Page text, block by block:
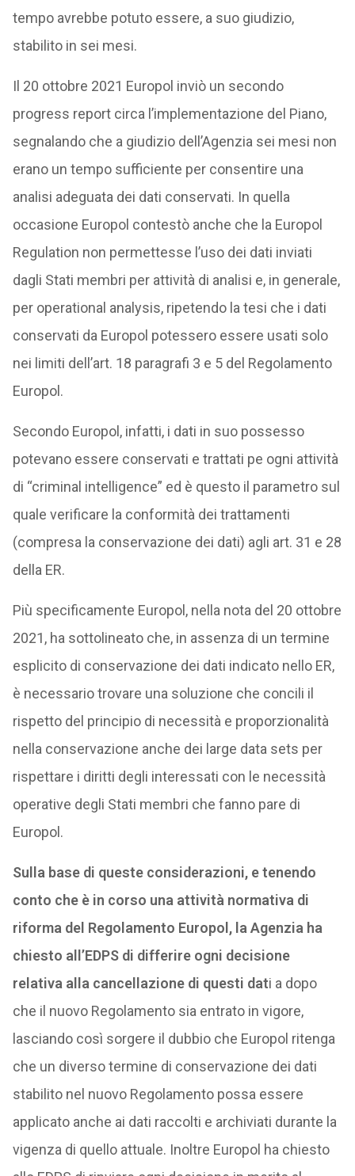
tempo avrebbe potuto essere, a suo giudizio,
stabilito in sei mesi.
Il 20 ottobre 2021 Europol inviò un secondo
progress report circa l’implementazione del Piano,
segnalando che a giudizio dell’Agenzia sei mesi non
erano un tempo sufficiente per consentire una
analisi adeguata dei dati conservati. In quella
occasione Europol contestò anche che la Europol
Regulation non permettesse l’uso dei dati inviati
dagli Stati membri per attività di analisi e, in generale,
per operational analysis, ripetendo la tesi che i dati
conservati da Europol potessero essere usati solo
nei limiti dell’art. 18 paragrafi 3 e 5 del Regolamento
Europol.
Secondo Europol, infatti, i dati in suo possesso
potevano essere conservati e trattati pe ogni attività
di “criminal intelligence” ed è questo il parametro sul
quale verificare la conformità dei trattamenti
(compresa la conservazione dei dati) agli art. 31 e 28
della ER.
Più specificamente Europol, nella nota del 20 ottobre
2021, ha sottolineato che, in assenza di un termine
esplicito di conservazione dei dati indicato nello ER,
è necessario trovare una soluzione che concili il
rispetto del principio di necessità e proporzionalità
nella conservazione anche dei large data sets per
rispettare i diritti degli interessati con le necessità
operative degli Stati membri che fanno pare di
Europol.
Sulla base di queste considerazioni, e tenendo
conto che è in corso una attività normativa di
riforma del Regolamento Europol, la Agenzia ha
chiesto all’EDPS di differire ogni decisione
relativa alla cancellazione di questi dati a dopo
che il nuovo Regolamento sia entrato in vigore,
lasciando così sorgere il dubbio che Europol ritenga
che un diverso termine di conservazione dei dati
stabilito nel nuovo Regolamento possa essere
applicato anche ai dati raccolti e archiviati durante la
vigenza di quello attuale. Inoltre Europol ha chiesto